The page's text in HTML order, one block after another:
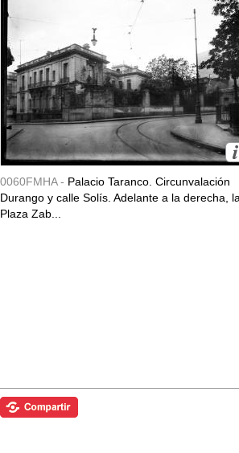
0060FMHA - Palacio Taranco. Circunvalación
Durango y calle Solís. Adelante a la derecha, la
Plaza Zab...